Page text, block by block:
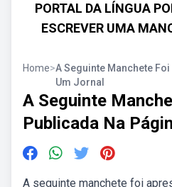
PORTAL DA LÍNGUA
ESCREVER UMA
Home>A Seguinte Manchete
Um Jornal
A Seguinte
Publicada Na
A seguinte manchete foi